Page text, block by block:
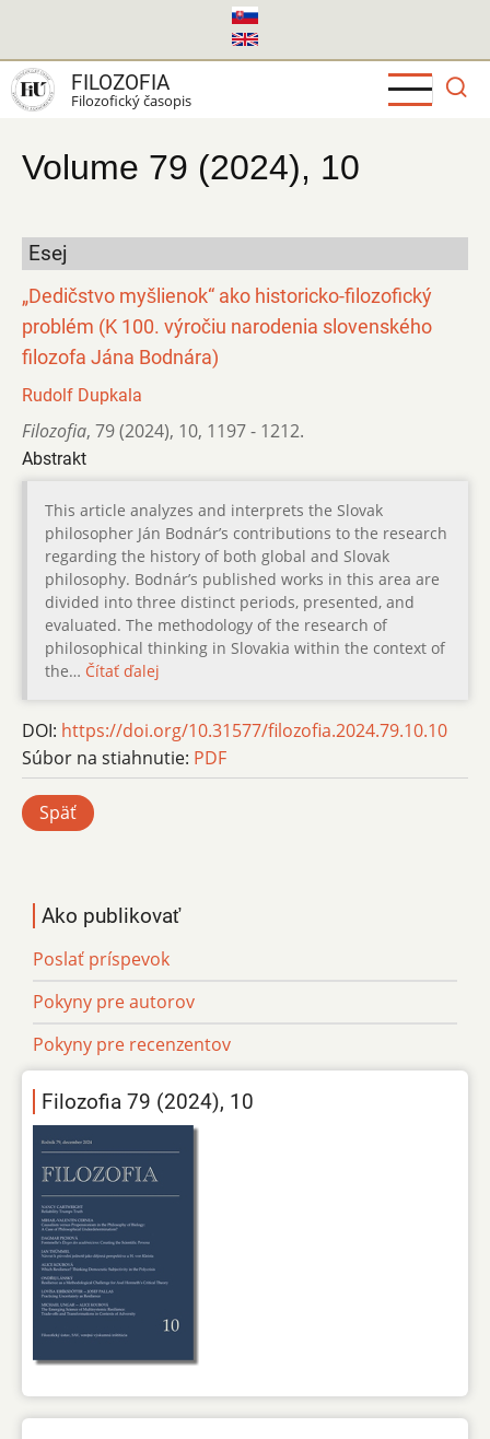
hlavný
obsah
FILOZOFIA
Filozofický časopis
Volume 79 (2024), 10
Esej
„Dedičstvo myšlienok“ ako historicko-filozofický
problém (K 100. výročiu narodenia slovenského
filozofa Jána Bodnára)
Rudolf Dupkala
Filozofia, 79 (2024), 10, 1197 - 1212.
Abstrakt
This article analyzes and interprets the Slovak
philosopher Ján Bodnár’s contributions to the research
regarding the history of both global and Slovak
philosophy. Bodnár’s published works in this area are
divided into three distinct periods, presented, and
evaluated. The methodology of the research of
philosophical thinking in Slovakia within the context of
the… Čítať ďalej
DOI: https://doi.org/10.31577/filozofia.2024.79.10.10
Súbor na stiahnutie: PDF
Späť
Ako publikovať
Poslať príspevok
Pokyny pre autorov
Pokyny pre recenzentov
Filozofia 79 (2024), 10